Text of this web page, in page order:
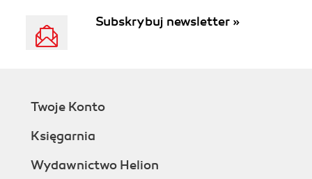
Subskrybuj newsletter »
Twoje Konto
Księgarnia
Wydawnictwo Helion